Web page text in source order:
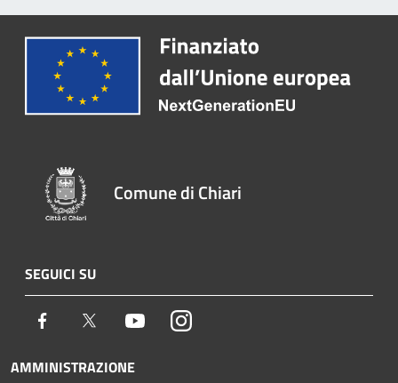
Comune di Chiari
SEGUICI SU
Facebook Twitter YoutubeInstagram
AMMINISTRAZIONE